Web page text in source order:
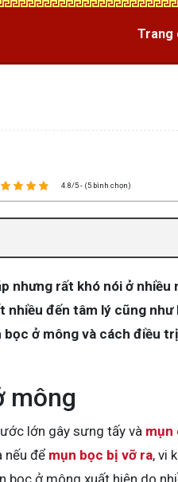
Trang
4.8/5 - (5 bình chọn)
nhưng rất khó nói ở nhiều
đến tâm lý cũng như
ở mông và cách điều
mông
lớn gây sưng tấy và mụn
nếu để mụn bọc bị vỡ ra, vi
bọc ở mông xuất hiện do